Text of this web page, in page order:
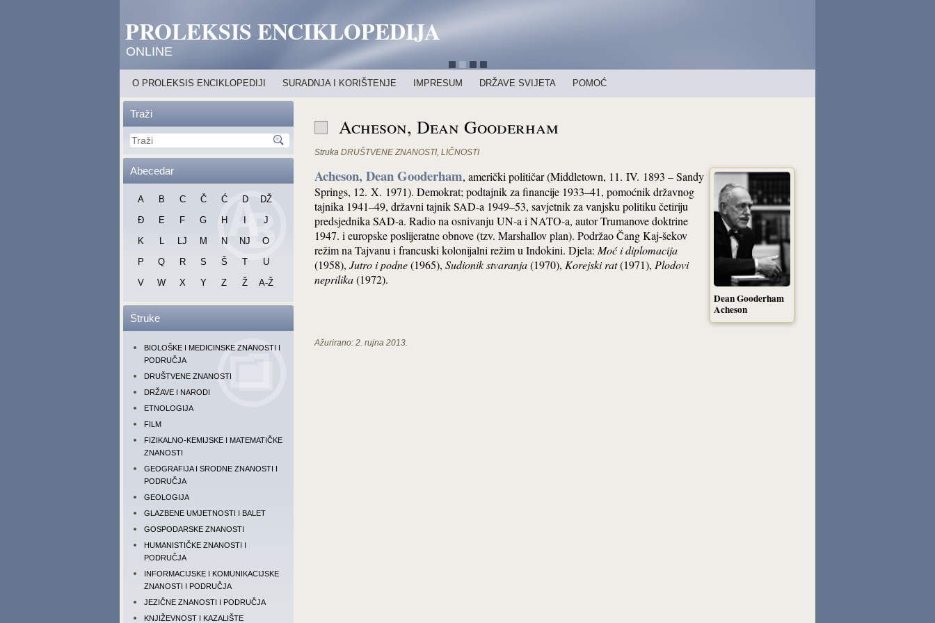
PROLEKSIS ENCIKLOPEDIJA
ONLINE
O PROLEKSIS ENCIKLOPEDIJI SURADNJA I KORIŠTENJE IMPRESUM DRŽAVE SVIJETA POMOĆ
Traži
Abecedar
A B C Č Ć D
DŽ
Đ
E F G H
J
K
L LJ M N NJ
O
P
Q R S Š T
U
V
W X Y Z Ž A-Ž
Struke
BIOLOŠKE I MEDICINSKE ZNANOSTI I
PODRUČJA
DRUŠTVENE ZNANOSTI
DRŽAVE I NARODI
ETNOLOGIJA
FILM
FIZIKALNO-KEMIJSKE I MATEMATIČKE
ZNANOSTI
GEOGRAFIJA I SRODNE ZNANOSTI I
PODRUČJA
GEOLOGIJA
GLAZBENE UMJETNOSTI I BALET
GOSPODARSKE ZNANOSTI
HUMANISTIČKE ZNANOSTI I
PODRUČJA
INFORMACIJSKE I KOMUNIKACIJSKE
ZNANOSTI I PODRUČJA
JEZIČNE ZNANOSTI I PODRUČJA
KNJIŽEVNOST I KAZALIŠTE
Acheson, Dean Gooderham
Struka DRUŠTVENE ZNANOSTI, LIČNOSTI
Dean Gooderham
Acheson
Acheson, Dean Gooderham, američki političar (Middletown, 11. IV. 1893 – Sandy
Springs, 12. X. 1971). Demokrat; podtajnik za financije 1933–41, pomoćnik državnog
tajnika 1941–49, državni tajnik SAD-a 1949–53, savjetnik za vanjsku politiku četiriju
predsjednika SAD-a. Radio na osnivanju UN-a i NATO-a, autor Trumanove doktrine
1947. i europske poslijeratne obnove (tzv. Marshallov plan). Podržao Čang Kaj-šekov
režim na Tajvanu i francuski kolonijalni režim u Indokini. Djela: Moć i diplomacija
(1958), Jutro i podne(1965), Sudionik stvaranja(1970), Korejski rat(1971), Plodovi
neprilika(1972).
Ažurirano: 2. rujna 2013.